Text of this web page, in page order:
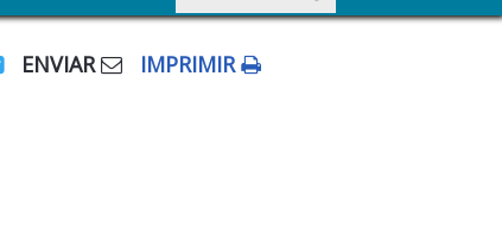
ENVIAR IMPRIMIR